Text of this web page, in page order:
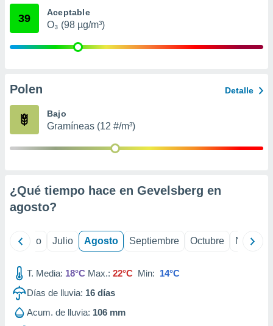
e
de
39 Aceptable
O₃ (98 µg/m³)
Polen Detalle
Bajo
Gramíneas (12 #/m³)
¿Qué tiempo hace en Gevelsberg en
agosto?
Junio Julio Agosto Septiembre Octubre
T. Media: 18°C Max.: 22°C Min: 14°C
Días de lluvia: 16 días
Acum. de lluvia: 106 mm